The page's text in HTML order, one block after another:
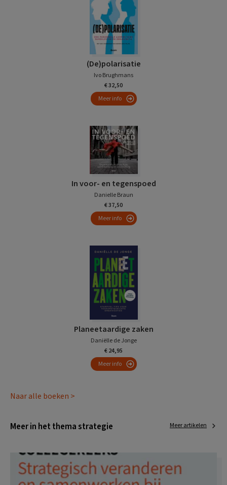
(De)polarisatie
Ivo Brughmans
€ 32,50
Meer info
In voor- en tegenspoed
Danielle Braun
€ 37,50
Meer info
Planeetaardige zaken
Daniëlle de Jonge
€ 24,95
Meer info
Naar alle boeken >
Meer in het thema strategie Meer artikelen